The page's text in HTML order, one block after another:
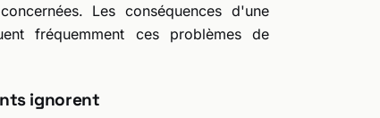
Les conséquences d'une
fréquemment ces problèmes de
ignorent